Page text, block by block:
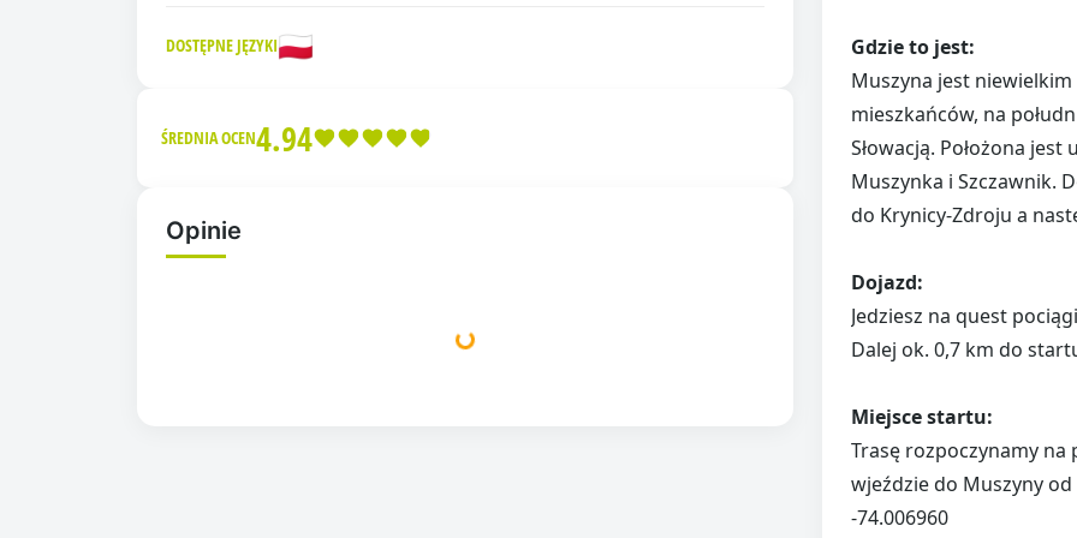
DOSTĘPNE JĘZYKI🇵🇱
ŚREDNIA OCEN4.94
Opinie
Gdzie to jest:
Muszyna jest
mieszkańców, na
Słowacją. Położona
Muszynka i Szczawnik.
do Krynicy-Zdroju a
Dojazd:
Jedziesz na quest
Dalej ok. 0,7 km do
Miejsce startu:
Trasę rozpoczynamy na
wjeździe do Muszyny od
-74.006960